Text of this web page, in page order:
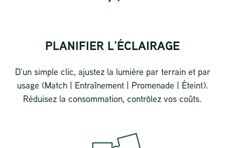
PLANIFIER L’ÉCLAIRAGE
D’un simple clic, ajustez la lumière par terrain et par
usage (Match | Entraînement | Promenade | Éteint).
Réduisez la consommation, contrôlez vos coûts.